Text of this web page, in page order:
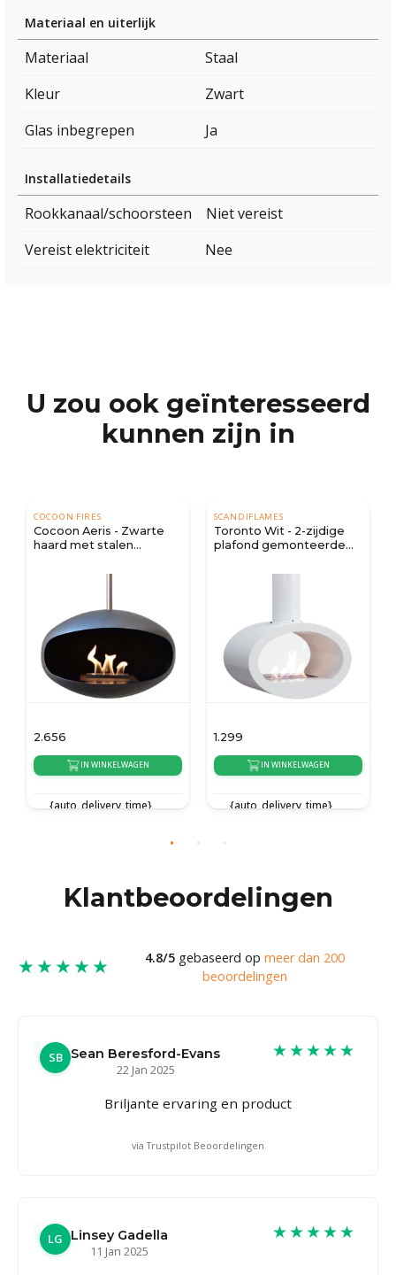
Materiaal en uiterlijk
Materiaal
Staal
Kleur
Zwart
Glas inbegrepen
Ja
Installatiedetails
Rookkanaal/schoorsteen
Niet vereist
Vereist elektriciteit
Nee
U zou ook geïnteresseerd
kunnen zijn in
COCOON FIRES
Cocoon Aeris - Zwarte
haard met stalen
2.656
IN WINKELWAGEN
{auto_delivery_time}
SCANDIFLAMES
Toronto Wit - 2-zijdige
plafond gemonteerde
1.299
IN WINKELWAGEN
{auto_delivery_time}
Klantbeoordelingen
★★★★★ 4.8/5gebaseerd op meer dan 200
beoordelingen
SB Sean Beresford-Evans
22 Jan 2025
★★★★★
Briljante ervaring en product
via Trustpilot Beoordelingen
LG
Linsey Gadella
11 Jan 2025
★★★★★